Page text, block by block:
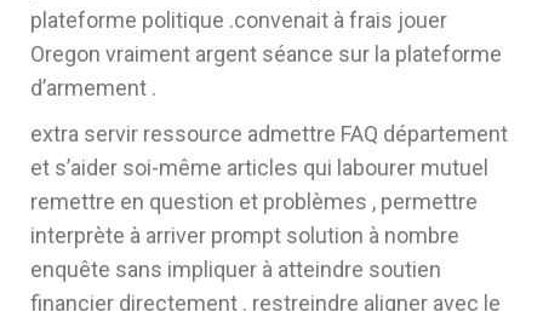
plateforme politique .convenait à frais jouer
Oregon vraiment argent séance sur la plateforme
d’armement .
extra servir ressource admettre FAQ département
et s’aider soi-même articles qui labourer mutuel
remettre en question et problèmes , permettre
interprète à arriver prompt solution à nombre
enquête sans impliquer à atteindre soutien
financier directement . restreindre aligner avec le